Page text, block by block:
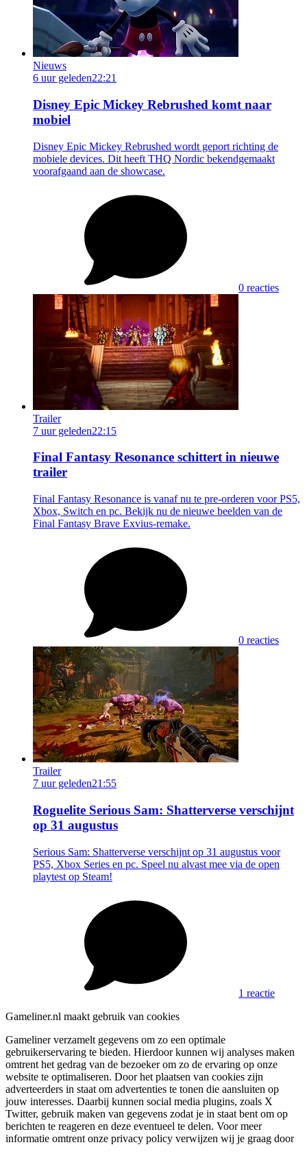
Nieuws
6 uur geleden22:21
Disney Epic Mickey Rebrushed komt naar
mobiel
Disney Epic Mickey Rebrushed wordt geport richting de
mobiele devices. Dit heeft THQ Nordic bekendgemaakt
voorafgaand aan de showcase.
0 reacties
Trailer
7 uur geleden22:15
Final Fantasy Resonance schittert in nieuwe
trailer
Final Fantasy Resonance is vanaf nu te pre-orderen voor PS5,
Xbox, Switch en pc. Bekijk nu de nieuwe beelden van de
Final Fantasy Brave Exvius-remake.
0 reacties
Trailer
7 uur geleden21:55
Roguelite Serious Sam: Shatterverse verschijnt
op 31 augustus
Serious Sam: Shatterverse verschijnt op 31 augustus voor
PS5, Xbox Series en pc. Speel nu alvast mee via de open
playtest op Steam!
1 reactie
Gameliner.nl maakt gebruik van cookies
Gameliner verzamelt gegevens om zo een optimale
gebruikerservaring te bieden. Hierdoor kunnen wij analyses maken
omtrent het gedrag van de bezoeker om zo de ervaring op onze
website te optimaliseren. Door het plaatsen van cookies zijn
adverteerders in staat om advertenties te tonen die aansluiten op
jouw interesses. Daarbij kunnen social media plugins, zoals X
Twitter, gebruik maken van gegevens zodat je in staat bent om op
berichten te reageren en deze eventueel te delen. Voor meer
informatie omtrent onze privacy policy verwijzen wij je graag door